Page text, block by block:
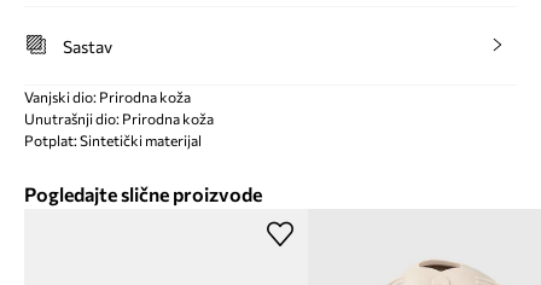
Sastav
Vanjski dio: Prirodna koža
Unutrašnji dio: Prirodna koža
Potplat: Sintetički materijal
Pogledajte slične proizvode